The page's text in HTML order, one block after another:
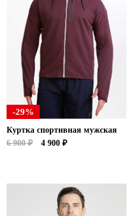
-29%
Куртка спортивная мужская
6 900 ₽
4 900 ₽